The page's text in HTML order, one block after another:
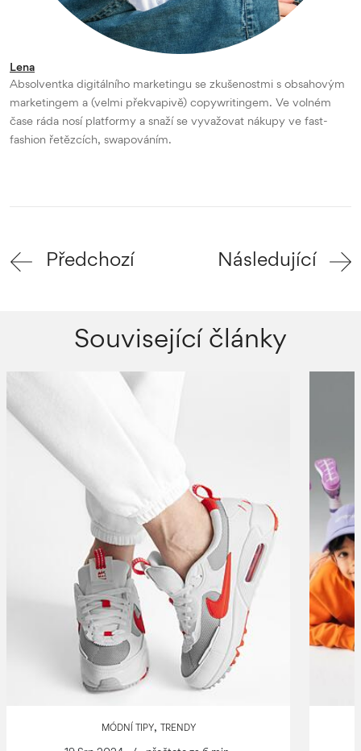
Lena
Absolventka digitálního marketingu se zkušenostmi s obsahovým
marketingem a (velmi překvapivě) copywritingem. Ve volném
čase ráda nosí platformy a snaží se vyvažovat nákupy ve fast-
fashion řetězcích, swapováním.
Předchozí Následující
Související články
MÓDNÍ TIPY, TRENDY